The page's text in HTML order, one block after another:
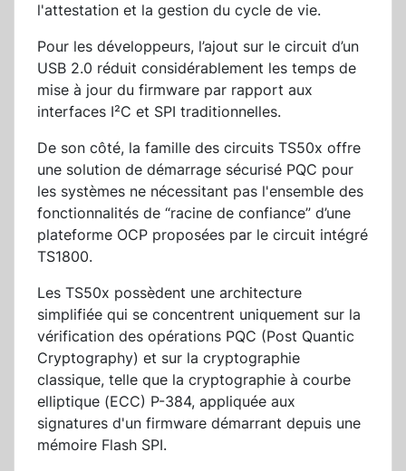
l'attestation et la gestion du cycle de vie.
Pour les développeurs, l’ajout sur le circuit d’un
USB 2.0 réduit considérablement les temps de
mise à jour du firmware par rapport aux
interfaces I²C et SPI traditionnelles.
De son côté, la famille des circuits TS50x offre
une solution de démarrage sécurisé PQC pour
les systèmes ne nécessitant pas l'ensemble des
fonctionnalités de “racine de confiance” d’une
plateforme OCP proposées par le circuit intégré
TS1800.
Les TS50x possèdent une architecture
simplifiée qui se concentrent uniquement sur la
vérification des opérations PQC (Post Quantic
Cryptography) et sur la cryptographie
classique, telle que la cryptographie à courbe
elliptique (ECC) P-384, appliquée aux
signatures d'un firmware démarrant depuis une
mémoire Flash SPI.